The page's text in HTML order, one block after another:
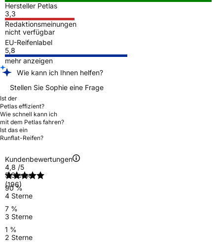
Hersteller Petlas
3,3
Redaktionsmeinungen
nicht verfügbar
EU-Reifenlabel
5,8
mehr anzeigen
Wie kann ich Ihnen helfen?
Stellen Sie Sophie eine Frage
Ist der
Petlas effizient?
Wie schnell kann ich
mit dem Petlas fahren?
Ist das ein
Runflat-Reifen?
Kundenbewertungen
4,8 /5
(196)
5 Sterne
90 %
4 Sterne
7 %
3 Sterne
1 %
2 Sterne